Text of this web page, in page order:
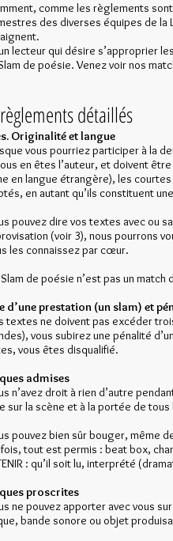
comme les règlements
des diverses équipes de la
lecteur qui désire s’approprier
de poésie. Venez voir nos
détaillés
Originalité et langue
vous pourriez participer à la
en êtes l’auteur, et doivent
en langue étrangère), les
en autant qu’ils constituent
pouvez dire vos textes avec ou
(voir 3), nous pourrons
les connaissez par cœur.
Slam de poésie n’est pas un
d’une prestation (un slam) et
textes ne doivent pas excéder
vous subirez une pénalité
vous êtes disqualifié.
admises
n’avez droit à rien d’autre
sur la scène et à la portée de
pouvez bien sûr bouger, même
tout est permis : beat box,
: qu’il soit lu, interprété
proscrites
ne pouvez apporter avec vous
bande sonore ou objet